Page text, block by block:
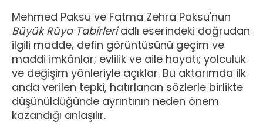
Mehmed Paksu ve Fatma Zehra Paksu'nun
Büyük Rüya Tabirleriadlı eserindeki doğrudan
ilgili madde, defin görüntüsünü geçim ve
maddi imkânlar; evlilik ve aile hayatı; yolculuk
ve değişim yönleriyle açıklar. Bu aktarımda ilk
anda verilen tepki, hatırlanan sözlerle birlikte
düşünüldüğünde ayrıntının neden önem
kazandığı anlaşılır.